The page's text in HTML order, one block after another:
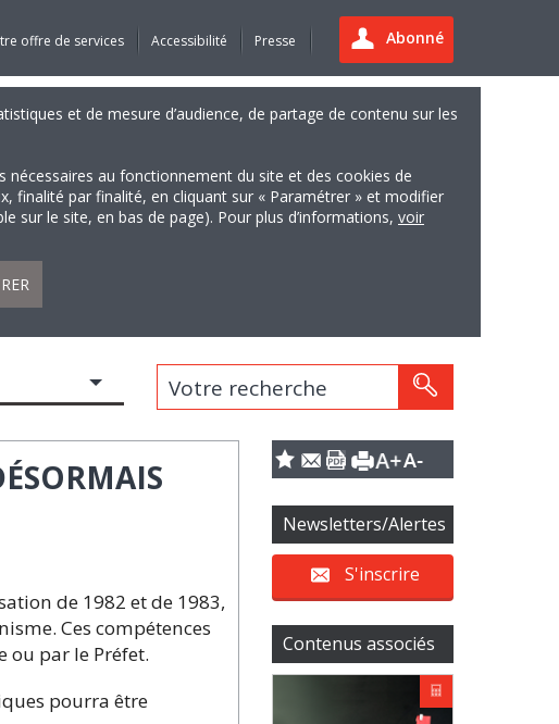
Abonné
offre de services Accessibilité Presse
et de mesure d’audience, de partage de contenu sur les
nécessaires au fonctionnement du site et des cookies de
finalité par finalité, en cliquant sur « Paramétrer » et modifier
sur le site, en bas de page). Pour plus d’informations, voir
Votre recherche
de 1982 et de 1983,
Ces compétences
par le Préfet.
pourra être
Newsletters/Alertes
S'inscrire
Contenus associés